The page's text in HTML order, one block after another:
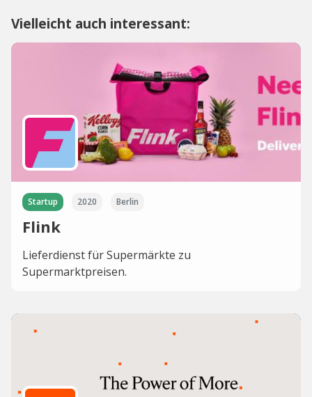
Vielleicht auch interessant:
Startup 2020 Berlin
Flink
Lieferdienst für Supermärkte zu
Supermarktpreisen.